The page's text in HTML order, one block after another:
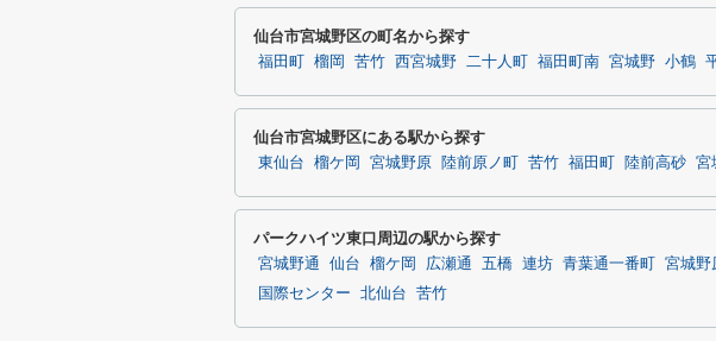
仙台市宮城野区の町名から探す
福田町 榴岡 苦竹 西宮城野 二十人町 福田町南 宮城野 小鶴
仙台市宮城野区にある駅から探す
東仙台 榴ケ岡 宮城野原 陸前原ノ町 苦竹 福田町 陸前高砂 宮
パークハイツ東口周辺の駅から探す
宮城野通 仙台 榴ケ岡 広瀬通 五橋 連坊 青葉通一番町 宮城野
国際センター
北仙台 苦竹